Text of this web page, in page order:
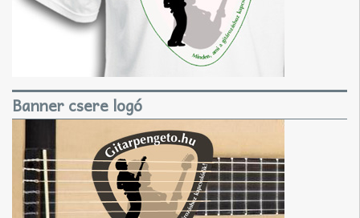
Banner csere logó